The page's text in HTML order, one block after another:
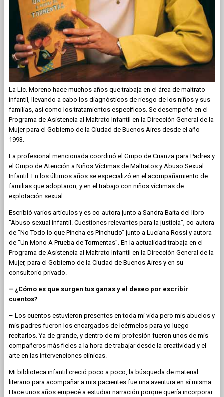
La Lic. Moreno hace muchos años que trabaja en el área de maltrato
infantil, llevando a cabo los diagnósticos de riesgo de los niños y sus
familias, así como los tratamientos específicos. Se desempeñó en el
Programa de Asistencia al Maltrato Infantil en la Dirección General de la
Mujer para el Gobierno de la Ciudad de Buenos Aires desde el año
1993.
La profesional mencionada coordinó el Grupo de Crianza para Padres y
el Grupo de Atención a Niños Víctimas de Maltratos y Abuso Sexual
Infantil. En los últimos años se especializó en el acompañamiento de
familias que adoptaron, y en el trabajo con niños víctimas de
explotación sexual.
Escribió varios artículos y es co-autora junto a Sandra Baita del libro
“Abuso sexual infantil. Cuestiones relevantes para la justicia”, co-autora
de “No Todo lo que Pincha es Pinchudo” junto a Luciana Rossi y autora
de “Un Mono A Prueba de Tormentas”. En la actualidad trabaja en el
Programa de Asistencia al Maltrato Infantil en la Dirección General de la
Mujer, para el Gobierno de la Ciudad de Buenos Aires y en su
consultorio privado.
– ¿Cómo es que surgen tus ganas y el deseo por escribir
cuentos?
– Los cuentos estuvieron presentes en toda mi vida pero mis abuelos y
mis padres fueron los encargados de leérmelos para yo luego
recitarlos. Ya de grande, y dentro de mi profesión fueron unos de mis
compañeros más fieles a la hora de trabajar desde la creatividad y el
arte en las intervenciones clínicas.
Mi biblioteca infantil creció poco a poco, la búsqueda de material
literario para acompañar a mis pacientes fue una aventura en sí misma.
Hace unos años empecé a estudiar narración porque quería incorporar